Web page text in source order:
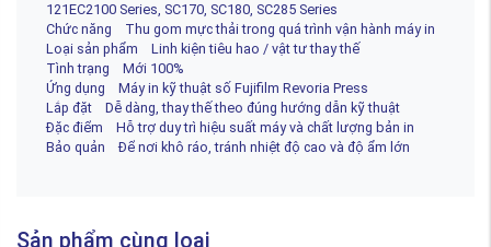
121EC2100 Series, SC170, SC180, SC285 Series
Chức năng Thu gom mực thải trong quá trình vận hành máy in
Loại sản phẩm Linh kiện tiêu hao / vật tư thay thế
Tình trạng Mới 100%
Ứng dụng Máy in kỹ thuật số Fujifilm Revoria Press
Lắp đặt Dễ dàng, thay thế theo đúng hướng dẫn kỹ thuật
Đặc điểm Hỗ trợ duy trì hiệu suất máy và chất lượng bản in
Bảo quản Để nơi khô ráo, tránh nhiệt độ cao và độ ẩm lớn
Sản phẩm cùng loại